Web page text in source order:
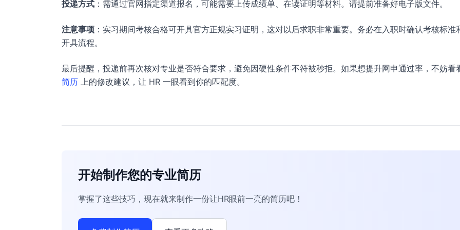
投递方式 ：需通过官网指定渠道报名，可能需要上传成绩单、在读证明等材料。请提前准备好电子版文件。
注意事项 ：实习期间考核合格可开具官方正规实习证明，这对以后求职非常重要。务必在入职时确认考核标准
开具流程。
最后提醒，投递前再次核对专业是否符合要求，避免因硬性条件不符被秒拒。如果想提升网申通过率，不妨看
简历 上的修改建议，让 HR 一眼看到你的匹配度。
开始制作您的专业简历
掌握了这些技巧，现在就来制作一份让HR眼前一亮的简历吧！